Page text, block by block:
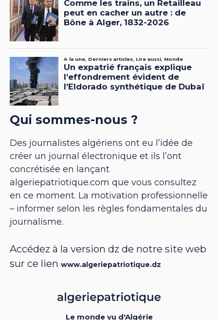
Qui sommes-nous ?
Des journalistes algériens ont eu l’idée de
créer un journal électronique et ils l’ont
concrétisée en lançant
algeriepatriotique.com que vous consultez
en ce moment. La motivation professionnelle
– informer selon les règles fondamentales du
journalisme.
Accédez à la version dz de notre site web
sur ce lien www.algeriepatriotique.dz
Le monde vu d'Algérie